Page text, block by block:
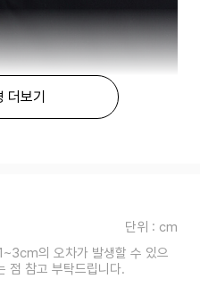
더보기
단위 : cm
의 오차가 발생할 수 있으
점 참고 부탁드립니다.